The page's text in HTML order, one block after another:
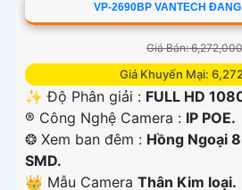
VP-2690BP VANTECH
Giá Bán:
Giá Khuyến Mại:
✨ Độ Phân giải : FULL HD
®️ Công Nghệ Camera : IP POE.
❂ Xem ban đêm : Hồng Ngoại
SMD.
👑 Mẫu Camera Thân Kim loại.